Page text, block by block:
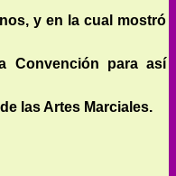
y en la cual mostró
Convención para así
las Artes Marciales.